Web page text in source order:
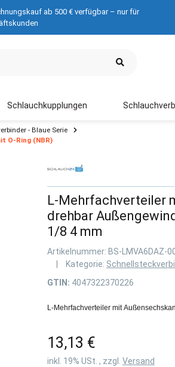
ab 500 € verfügbar – nur für
Schlauchkupplungen
- Blaue Serie
O-Ring (NBR)
L-Mehrfachverteiler
drehbar
1/8 4 mm
Artikelnummer: BS-LMVA6DAZ-
Kategorie:
GTIN: 4047322370226
L-Mehrfachverteiler mit
13,13 €
inkl. 19% USt. , zzgl. Versand